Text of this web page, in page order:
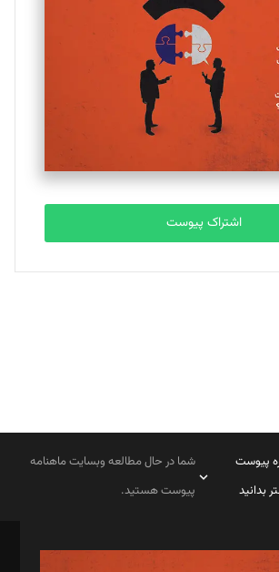
مسجدی آرانی
اشتراک پیوست
پیوست
بدانید
شما در حال مطالعه وبسایت ماهنامه
پیوست هستید.
اثنی‌عشری